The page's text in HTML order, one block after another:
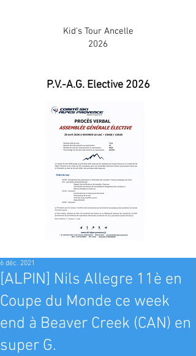
Kid's Tour Ancelle
2026
P.V.-A.G. Elective 2026
[ALPIN] Nils Allegre 11è en
Coupe du Monde ce week
end à Beaver Creek (CAN) en
super G.
6 déc. 2021